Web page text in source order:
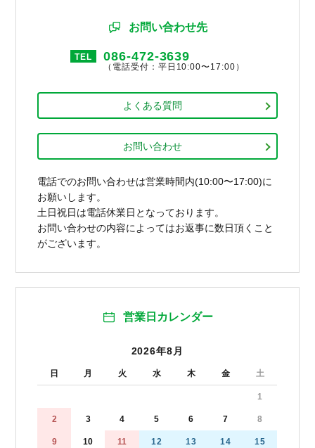
お問い合わせ先
TEL 086-472-3639
（電話受付：平日10:00〜17:00）
よくある質問
お問い合わせ
電話でのお問い合わせは営業時間内(10:00〜17:00)に
お願いします。
土日祝日は電話休業日となっております。
お問い合わせの内容によってはお返事に数日頂くこと
がございます。
営業日カレンダー
2026年8月
日 月 火 水 木 金 土
1
2 3 4 5 6 7 8
9 10 11 12 13 14 15